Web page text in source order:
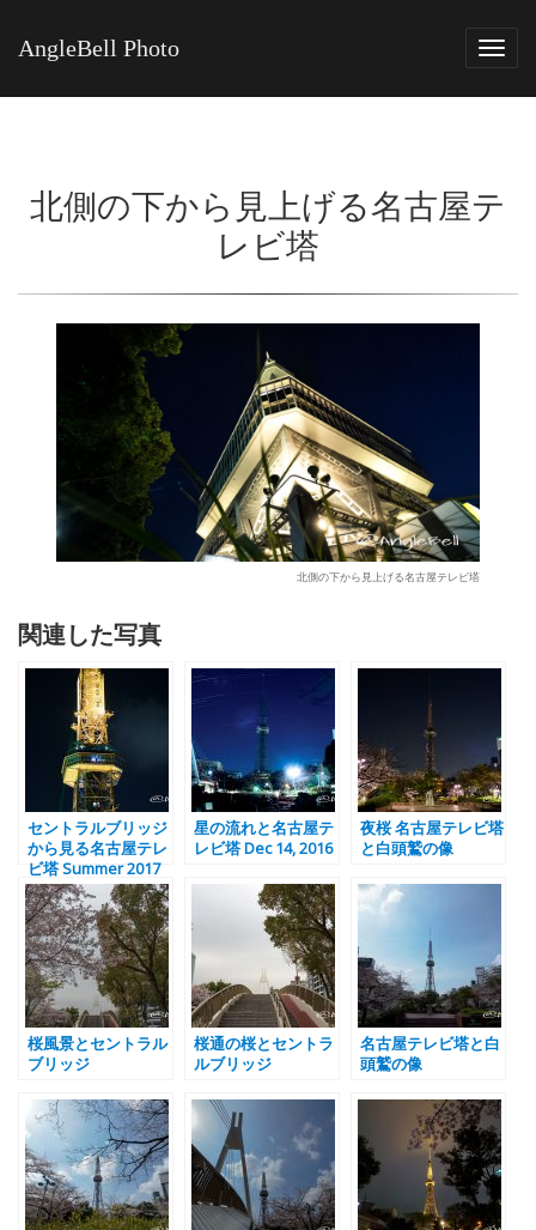
AngleBell Photo
北側の下から見上げる名古屋テ
レビ塔
北側の下から見上げる名古屋テレビ塔
関連した写真
セントラルブリッジ
から見る名古屋テレ
ビ塔 Summer 2017
星の流れと名古屋テ
レビ塔 Dec 14, 2016
夜桜 名古屋テレビ塔
と白頭鷲の像
桜風景とセントラル
ブリッジ
桜通の桜とセントラ
ルブリッジ
名古屋テレビ塔と白
頭鷲の像